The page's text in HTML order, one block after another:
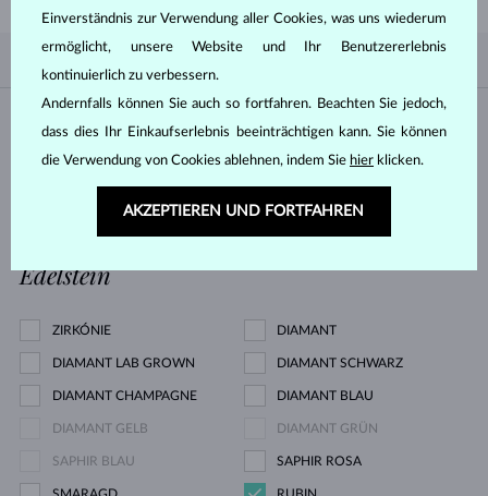
Material
ROSÉGOLD
Edelstein
ZIRKÓNIE DIAMANT
DIAMANT LAB GROWN DIAMANT SCHWARZ
DIAMANT CHAMPAGNE DIAMANT BLAU
DIAMANT GELB DIAMANT GRÜN
SAPHIR BLAU SAPHIR ROSA
Einverständnis zur Verwendung aller Cookies, was uns wiederum
ermöglicht, unsere Website und Ihr Benutzererlebnis
kontinuierlich zu verbessern.
Andernfalls können Sie auch so fortfahren. Beachten Sie jedoch,
dass dies Ihr Einkaufserlebnis beeinträchtigen kann. Sie können
die Verwendung von Cookies ablehnen, indem Sie hier klicken.
AKZEPTIEREN UND FORTFAHREN